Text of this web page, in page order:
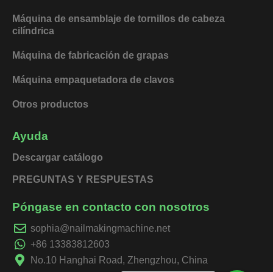
Máquina de ensamblaje de tornillos de cabeza
cilíndrica
Máquina de fabricación de grapas
Máquina empaquetadora de clavos
Otros productos
Ayuda
Descargar catálogo
PREGUNTAS Y RESPUESTAS
Póngase en contacto con nosotros
sophia@nailmakingmachine.net
+86 13383812603
No.10 Hanghai Road, Zhengzhou, China